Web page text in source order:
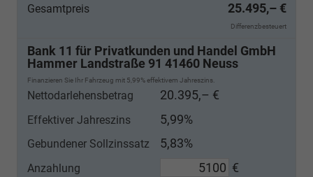
Gesamtpreis 25.495,– €
Differenzbesteuert
Bank 11 für Privatkunden und Handel GmbH
Hammer Landstraße 91 41460 Neuss
Finanzieren Sie Ihr Fahrzeug mit 5,99% effektivem Jahreszins.
Nettodarlehensbetrag 20.395,– €
Effektiver Jahreszins 5,99%
Gebundener Sollzinssatz 5,83%
Anzahlung €